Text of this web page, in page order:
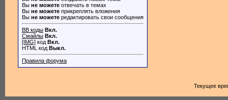
Вы не можете отвечать в темах
Вы не можете прикреплять вложения
Вы не можете редактировать свои сообщения
BB коды Вкл.
Смайлы Вкл.
[IMG] код Вкл.
HTML код Выкл.
Правила форума
Текущее